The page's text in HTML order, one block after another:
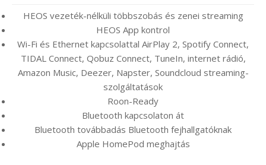
HEOS vezeték-nélküli többszobás és zenei streaming
HEOS App kontrol
Wi-Fi és Ethernet kapcsolattal AirPlay 2, Spotify Connect,
TIDAL Connect, Qobuz Connect, TuneIn, internet rádió,
Amazon Music, Deezer, Napster, Soundcloud streaming-
szolgáltatások
Roon-Ready
Bluetooth kapcsolaton át
Bluetooth továbbadás Bluetooth fejhallgatóknak
Apple HomePod meghajtás